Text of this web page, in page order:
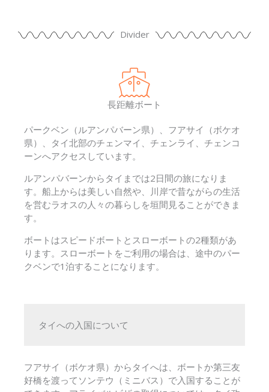
Divider
長距離ボート
パークベン（ルアンパバーン県）、フアサイ（ボケオ
県）、タイ北部のチェンマイ、チェンライ、チェンコ
ーンへアクセスしています。
ルアンパバーンからタイまでは2日間の旅になりま
す。船上からは美しい自然や、川岸で昔ながらの生活
を営むラオスの人々の暮らしを垣間見ることができま
す。
ボートはスピードボートとスローボートの2種類があ
ります。スローボートをご利用の場合は、途中のパー
クベンで1泊することになります。
タイへの入国について
フアサイ（ボケオ県）からタイへは、ボートか第三友
好橋を渡ってソンテウ（ミニバス）で入国することが